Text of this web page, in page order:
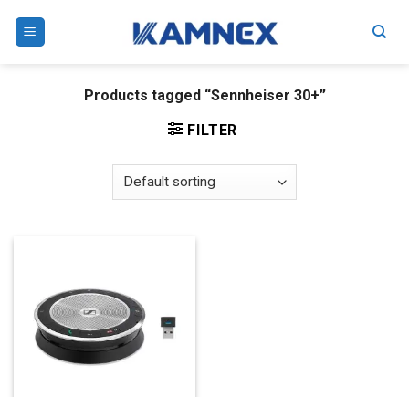
Products tagged “Sennheiser 30+”
FILTER